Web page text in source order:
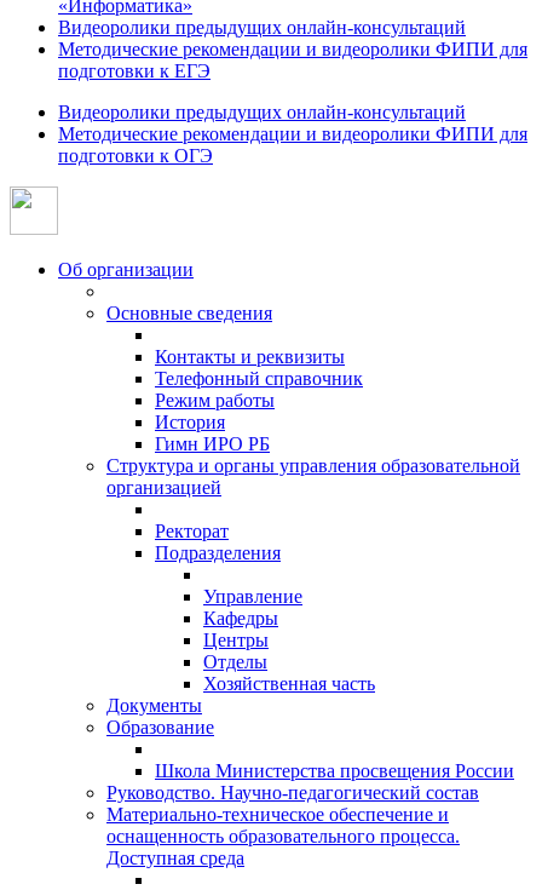
«Информатика»
Видеоролики предыдущих онлайн-консультаций
Методические рекомендации и видеоролики ФИПИ для
подготовки к ЕГЭ
Видеоролики предыдущих онлайн-консультаций
Методические рекомендации и видеоролики ФИПИ для
подготовки к ОГЭ
Об организации
Основные сведения
Контакты и реквизиты
Телефонный справочник
Режим работы
История
Гимн ИРО РБ
Структура и органы управления образовательной
организацией
Ректорат
Подразделения
Управление
Кафедры
Центры
Отделы
Хозяйственная часть
Документы
Образование
Школа Министерства просвещения России
Руководство. Научно-педагогический состав
Материально-техническое обеспечение и
оснащенность образовательного процесса.
Доступная среда